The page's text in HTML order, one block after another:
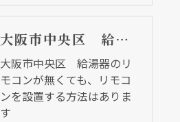
大阪市中央区 給湯器のリモコンが無くても、リモコンを設置する方法はあります
大阪市中央区 給湯器のリ
モコンが無くても、リモコ
ンを設置する方法はありま
す